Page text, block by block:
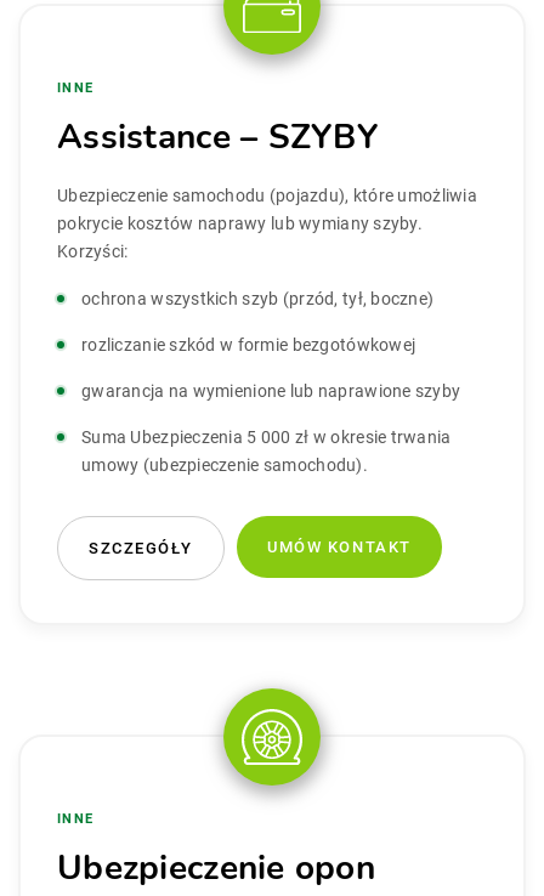
INNE
Assistance – SZYBY
Ubezpieczenie samochodu (pojazdu), które umożliwia
pokrycie kosztów naprawy lub wymiany szyby.
Korzyści:
ochrona wszystkich szyb (przód, tył, boczne)
rozliczanie szkód w formie bezgotówkowej
gwarancja na wymienione lub naprawione szyby
Suma Ubezpieczenia 5 000 zł w okresie trwania
umowy (ubezpieczenie samochodu).
SZCZEGÓŁY UMÓW KONTAKT
INNE
Ubezpieczenie opon